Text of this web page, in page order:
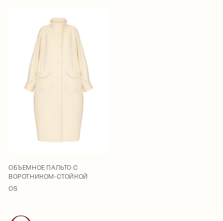
ОБЪЕМНОЕ ПАЛЬТО С
ВОРОТНИКОМ-СТОЙКОЙ
OS